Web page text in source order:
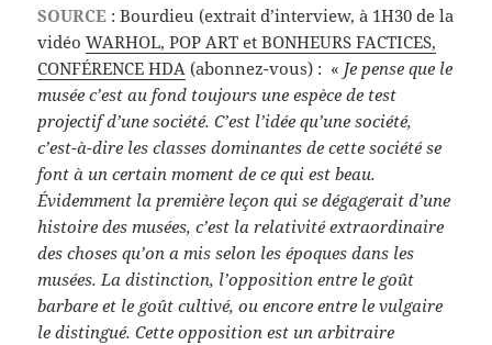
SOURCE : Bourdieu (extrait d’interview, à 1H30 de la
vidéoWARHOL, POP ART et BONHEURS FACTICES,
CONFÉRENCE HDA (abonnez-vous) : « Je pense que le
musée c’est au fond toujours une espèce de test
projectif d’une société. C’est l’idée qu’une société,
c’est-à-dire les classes dominantes de cette société se
font à un certain moment de ce qui est beau.
Évidemment la première leçon qui se dégagerait d’une
histoire des musées, c’est la relativité extraordinaire
des choses qu’on a mis selon les époques dans les
musées. La distinction, l’opposition entre le goût
barbare et le goût cultivé, ou encore entre le vulgaire
le distingué. Cette opposition est un arbitraire